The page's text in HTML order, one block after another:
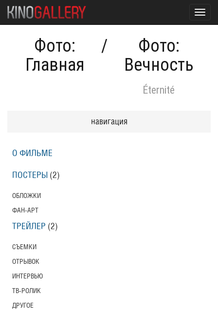
Фото:
Главная
/
Фото:
Вечность
Éternité
навигация
О ФИЛЬМЕ
ПОСТЕРЫ (2)
ОБЛОЖКИ
ФАН-АРТ
ТРЕЙЛЕР (2)
СЪЕМКИ
ОТРЫВОК
ИНТЕРВЬЮ
ТВ-РОЛИК
ДРУГОЕ